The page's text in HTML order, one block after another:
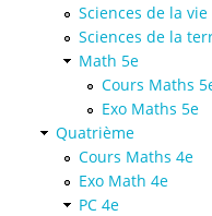
Sciences de la vie
Sciences de la
Math 5e
Cours Maths
Exo Maths 5e
Quatrième
Cours Maths 4e
Exo Math 4e
PC 4e